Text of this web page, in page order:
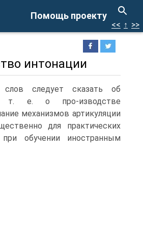
Помощь проекту
<< ↑ >>
интонации
слов следует сказать об
т. е. о про-изводстве
механизмов артикуляции
для практических
обучении иностранным